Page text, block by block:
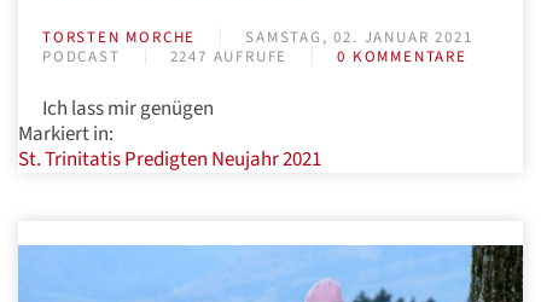
TORSTEN MORCHE
SAMSTAG, 02. JANUAR 2021
PODCAST
2247 AUFRUFE 0 KOMMENTARE
Ich lass mir genügen
Markiert in:
St. TrinitatisPredigten Neujahr 2021